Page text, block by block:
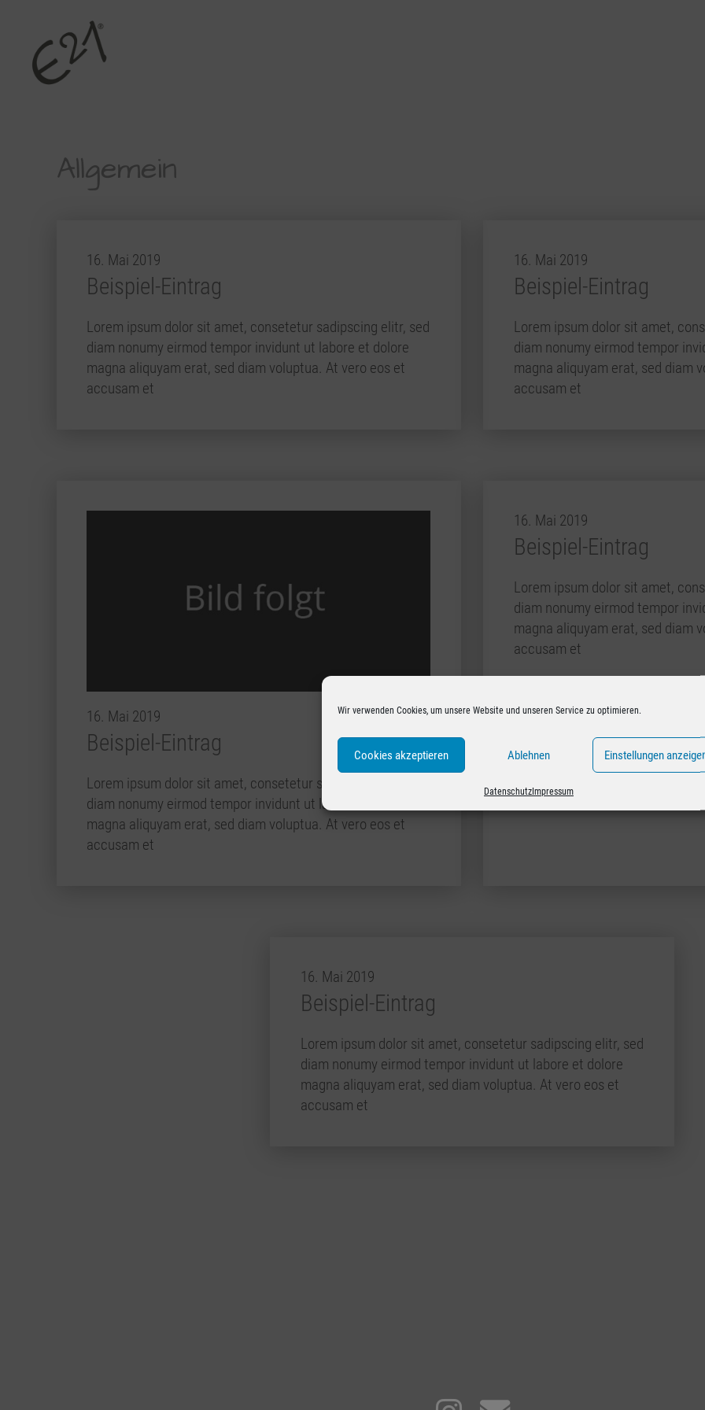
Wir verwenden Cookies, um unsere Website und unseren Service zu optimieren.
Cookies akzeptieren Ablehnen Einstellungen
DatenschutzImpressum
Allgemein
16. Mai 2019
Beispiel-Eintrag
Lorem ipsum dolor sit amet, consetetur sadipscing elitr, sed
diam nonumy eirmod tempor invidunt ut labore et dolore
magna aliquyam erat, sed diam voluptua. At vero eos et
accusam et
16. Mai 2019
Beispiel-Eintrag
Lorem ipsum dolor sit amet,
diam nonumy eirmod tempor
magna aliquyam erat, sed diam
accusam et
16. Mai 2019
Beispiel-Eintrag
Lorem ipsum dolor sit amet, consetetur sadipscing elitr, sed
diam nonumy eirmod tempor invidunt ut labore et dolore
magna aliquyam erat, sed diam voluptua. At vero eos et
accusam et
16. Mai 2019
Beispiel-Eintrag
Lorem ipsum dolor sit amet,
diam nonumy eirmod tempor
magna aliquyam erat, sed diam
accusam et
16. Mai 2019
Beispiel-Eintrag
Lorem ipsum dolor sit amet, consetetur sadipscing elitr, sed
diam nonumy eirmod tempor invidunt ut labore et dolore
magna aliquyam erat, sed diam voluptua. At vero eos et
accusam et